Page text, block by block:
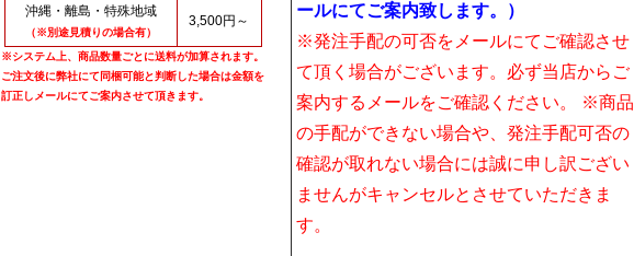
沖縄・離島・特殊地域
（※別途見積りの場合有）
3,500円～
※システム上、商品数量ごとに送料が加算されます。
ご注文後に弊社にて同梱可能と判断した場合は金額を
訂正しメールにてご案内させて頂きます。
ールにてご案内致します。）
※発注手配の可否をメールにてご確認させ
て頂く場合がございます。必ず当店からご
案内するメールをご確認ください。 ※商品
の手配ができない場合や、発注手配可否の
確認が取れない場合には誠に申し訳ござい
ませんがキャンセルとさせていただきま
す。